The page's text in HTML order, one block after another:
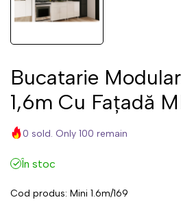
Bucatarie
1,6m Cu Fațadă
0 sold. Only 100 remain
În stoc
Cod produs: Mini 1.6m/169